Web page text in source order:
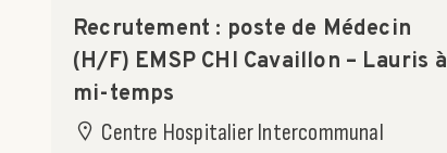
Recrutement : poste de Médecin
(H/F) EMSP CHI Cavaillon – Lauris à
mi-temps
Centre Hospitalier Intercommunal